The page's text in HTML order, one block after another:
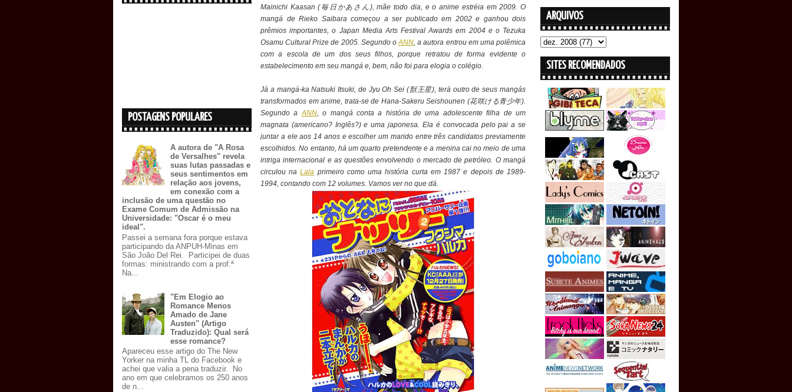
POSTAGENS POPULARES
A autora de "A Rosa
de Versalhes" revela
suas lutas passadas e
seus sentimentos em
relação aos jovens,
em conexão com a
inclusão de uma questão no
Exame Comum de Admissão na
Universidade: "Oscar é o meu
ideal".
Passei a semana fora porque estava
participando da ANPUH-Minas em
São João Del Rei. Participei de duas
formas: ministrando com a prof.ª
Na...
"Em Elogio ao
Romance Menos
Amado de Jane
Austen" (Artigo
Traduzido): Qual será
esse romance?
Apareceu esse artigo do The New
Yorker na minha TL do Facebook e
achei que valia a pena traduzir. No
ano em que celebramos os 250 anos
de n...
Mainichi Kaasan (毎日かあさん), mãe todo dia, e o anime estréia em 2009. O
mangá de Rieko Saibara começou a ser publicado em 2002 e ganhou dois
prêmios importantes, o Japan Media Arts Festival Awards em 2004 e o Tezuka
Osamu Cultural Prize de 2005. Segundo oANN, a autora entrou em uma polêmica
com a escola de um dos seus filhos, porque retratou de forma evidente o
estabelecimento em seu mangá e, bem, não foi para elogia o colégio.
Já a mangá-ka Natsuki Itsuki, de Jyu Oh Sei (獣王星), terá outro de seus mangás
transformados em anime, trata-se de Hana-Sakeru Seishounen (花咲ける青少年).
Segundo aANN, o mangá conta a história de uma adolescente filha de um
magnata (americano? Inglês?) e uma japonesa. Ela é convocada pelo pai a se
juntar a ele aos 14 anos e escolher um marido entre três candidatos previamente
escolhidos. No entanto, há um quarto pretendente e a menina cai no meio de uma
intriga internacional e as questões envolvendo o mercado de petróleo. O mangá
circulou naLala primeiro como uma história curta em 1987 e depois de 1989-
1994, contando com 12 volumes. Vamos ver no que dá.
ARQUIVOS
SITES RECOMENDADOS